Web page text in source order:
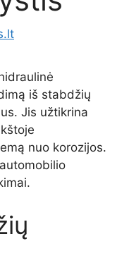
iš stabdžių
Jis užtikrina
nuo korozijos.